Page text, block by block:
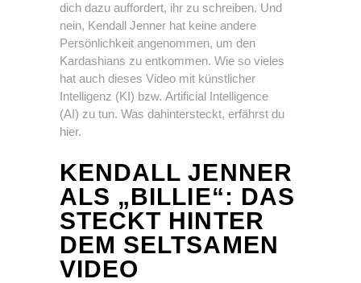
dich dazu auffordert, ihr zu schreiben. Und
nein, Kendall Jenner hat keine andere
Persönlichkeit angenommen, um den
Kardashians zu entkommen. Wie so vieles
hat auch dieses Video mit künstlicher
Intelligenz (KI) bzw. Artificial Intelligence
(AI) zu tun. Was dahintersteckt, erfährst du
hier.
KENDALL JENNER
ALS „BILLIE“: DAS
STECKT HINTER
DEM SELTSAMEN
VIDEO